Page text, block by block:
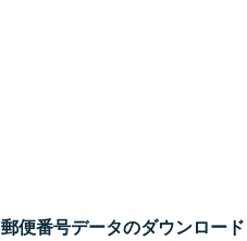
郵便番号データのダウンロード